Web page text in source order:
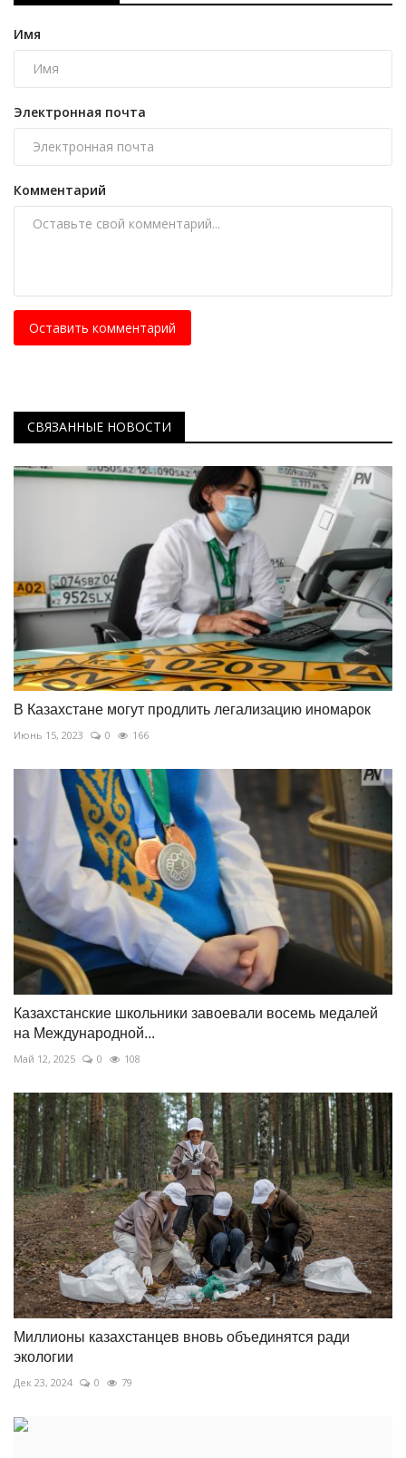
Имя
Электронная почта
Комментарий
Оставить комментарий
СВЯЗАННЫЕ НОВОСТИ
В Казахстане могут продлить легализацию иномарок
Июнь 15, 2023 0 166
Казахстанские школьники завоевали восемь медалей
на Международной...
Май 12, 2025 0 108
Миллионы казахстанцев вновь объединятся ради
экологии
Дек 23, 2024 0 79